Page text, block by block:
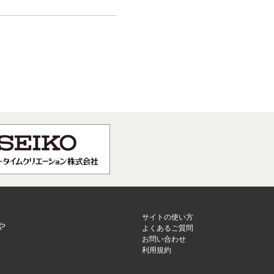
サイトの使い方
よくあるご質問
お問い合わせ
利用規約